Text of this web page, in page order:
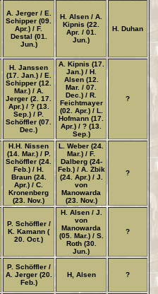
A. Jerger / E.
Schipper (09.
Apr.) / F.
Destal (01.
Jun.)
H. Alsen / A.
Kipnis (22.
Apr. / 01.
Jun.)
H. Duhan
H. Janssen
(17. Jan.) / E.
Schipper (12.
Mar.) / A.
Jerger (2. 17.
Apr.) / ? (13.
Sep.) / P.
Schöffler (07.
Dec.)
A. Kipnis (17.
Jan.) / H.
Alsen (12.
Mar. / 07.
Dec.) / R.
Feichtmayer
(02. Apr.) / L.
Hofmann (17.
Apr.) / ? (13.
Sep.)
?
H.H. Nissen
(14. Mar.) / P.
Schöffler (24.
Feb.) / H.
Braun (24.
Apr.) / C.
Kronenberg
(23. Nov.)
L. Weber (24.
Mar.) / F.
Dalberg (24-
Feb.) / A. Zbik
(24. Apr.) / J.
von
Manowarda
(23. Nov.)
?
P. Schöffler /
K. Kamann (
20. Oct.)
H. Alsen / J.
von
Manowarda
(05. Mar.) / S.
Roth (30.
Jun.)
?
P. Schöffler /
A. Jerger (20.
Feb.)
H, Alsen ?